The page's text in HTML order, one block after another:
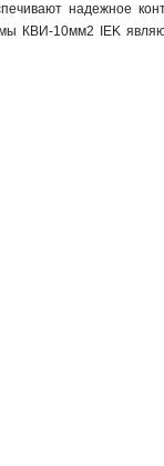
надежное
КВИ-10мм2 IEK